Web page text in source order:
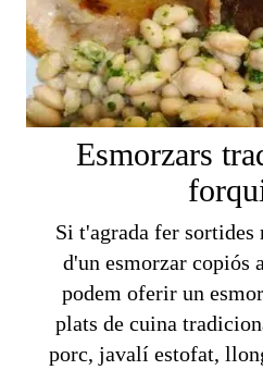
Esmorzars
Si t'agrada fer
d'un esmorzar copiós
podem oferir un
plats de cuina
porc, javalí estofat,